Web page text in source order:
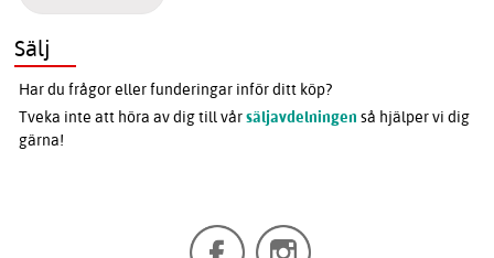
Sälj
Har du frågor eller funderingar inför ditt köp?
Tveka inte att höra av dig till vårsäljavdelningen så hjälper vi dig
gärna!